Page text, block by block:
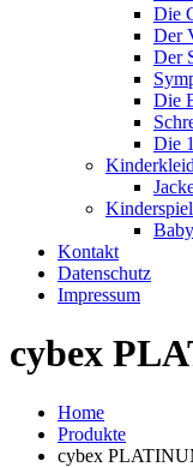
Die
Der
Der
Die
Die
Kontakt
Datenschutz
Impressum
cybex
Home
Produkte
cybex